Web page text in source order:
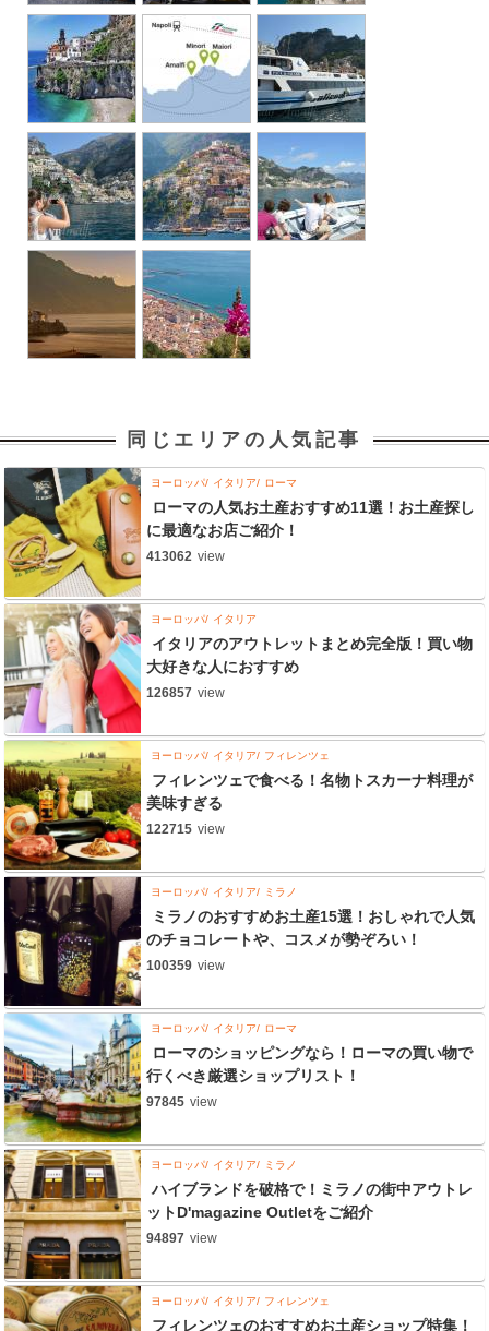
同じエリアの人気記事
ヨーロッパ イタリア ローマ
ローマの人気お土産おすすめ11選！お土産探し
に最適なお店ご紹介！
413062 view
ヨーロッパ イタリア
イタリアのアウトレットまとめ完全版！買い物
大好きな人におすすめ
126857 view
ヨーロッパ イタリア フィレンツェ
フィレンツェで食べる！名物トスカーナ料理が
美味すぎる
122715 view
ヨーロッパ イタリア ミラノ
ミラノのおすすめお土産15選！おしゃれで人気
のチョコレートや、コスメが勢ぞろい！
100359 view
ヨーロッパ イタリア ローマ
ローマのショッピングなら！ローマの買い物で
行くべき厳選ショップリスト！
97845 view
ヨーロッパ イタリア ミラノ
ハイブランドを破格で！ミラノの街中アウトレ
ットD'magazine Outletをご紹介
94897 view
ヨーロッパ イタリア フィレンツェ
フィレンツェのおすすめお土産ショップ特集！